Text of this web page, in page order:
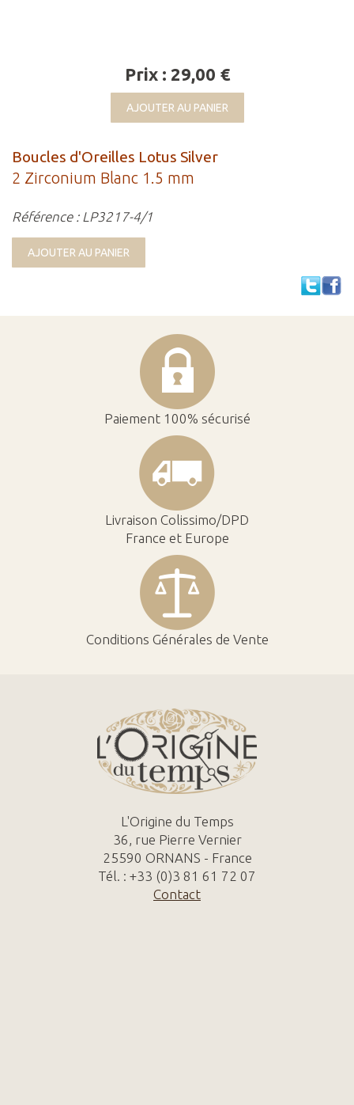
Prix : 29,00 €
AJOUTER AU PANIER
Boucles d'Oreilles Lotus Silver
2 Zirconium Blanc 1.5 mm
Référence : LP3217-4/1
AJOUTER AU PANIER
Paiement 100% sécurisé
Livraison Colissimo/DPD
France et Europe
Conditions Générales de Vente
L'Origine du Temps
36, rue Pierre Vernier
25590 ORNANS - France
Tél. : +33 (0)3 81 61 72 07
Contact